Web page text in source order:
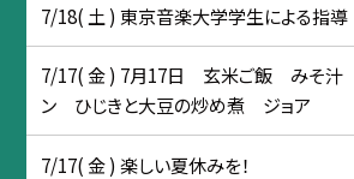
7/18( 土 ) 東京音楽大学学生による指
7/17( 金 ) 7月17日 玄米ご飯 みそ汁
ン ひじきと大豆の炒め煮 ジョア
7/17( 金 ) 楽しい夏休みを！